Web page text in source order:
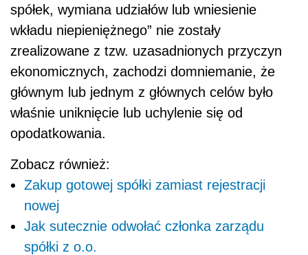
spółek, wymiana udziałów lub wniesienie
wkładu niepieniężnego” nie zostały
zrealizowane z tzw. uzasadnionych przyczyn
ekonomicznych, zachodzi domniemanie, że
głównym lub jednym z głównych celów było
właśnie uniknięcie lub uchylenie się od
opodatkowania.
Zobacz również:
Zakup gotowej spółki zamiast rejestracji
nowej
Jak sutecznie odwołać członka zarządu
spółki z o.o.